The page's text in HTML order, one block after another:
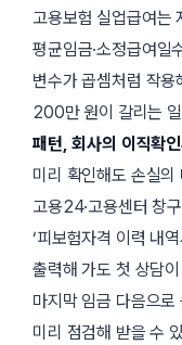
고용보험 실업급여는
평균임금·소정급여일
변수가 곱셈처럼 작
200만 원이 갈리는
패턴, 회사의 이직확
미리 확인해도 손실
고용24·고용센터 창
‘피보험자격 이력 내
출력해 가도 첫 상담
마지막 임금 다음으
미리 점검해 받을 수